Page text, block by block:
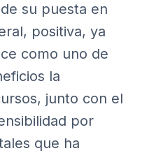
su puesta en
positiva, ya
como uno de
la
junto con el
por
que ha